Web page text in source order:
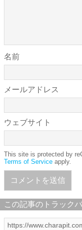
名前
メールアドレス
ウェブサイト
This site is protected by
Terms of Service apply.
この記事のトラック